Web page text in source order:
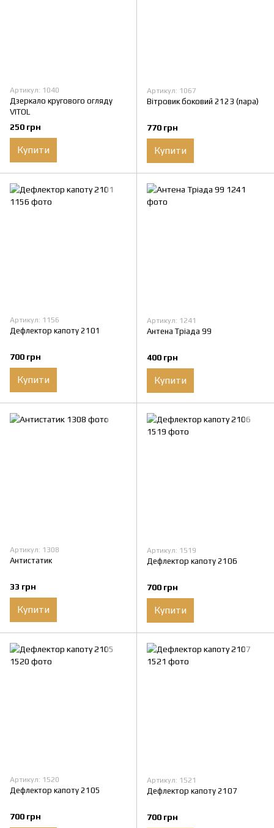
Артикул: 1040
Дзеркало кругового огляду
VITOL
250 грн
Купити
Артикул: 1067
Вітровик боковий 2123 (пара)
770 грн
Купити
Артикул: 1156
Дефлектор капоту 2101
700 грн
Купити
Артикул: 1241
Антена Тріада 99
400 грн
Купити
Артикул: 1308
Антистатик
33 грн
Купити
Артикул: 1519
Дефлектор капоту 2106
700 грн
Купити
Артикул: 1520
Дефлектор капоту 2105
700 грн
Артикул: 1521
Дефлектор капоту 2107
700 грн